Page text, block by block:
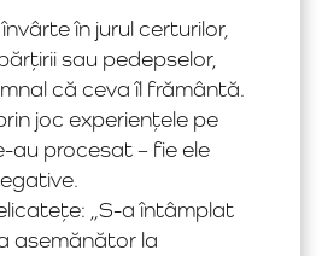
în jurul certurilor,
sau pedepselor,
că ceva îl frământă.
joc experiențele pe
au procesat – fie ele
„S-a întâmplat
asemănător la